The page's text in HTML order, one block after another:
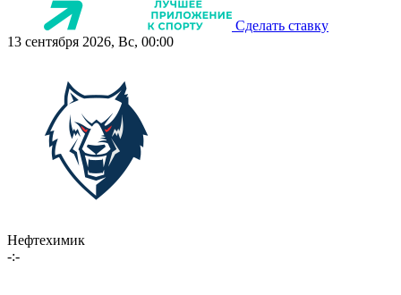
Сделать ставку
13 сентября 2026, Вс, 00:00
Нефтехимик
-:-